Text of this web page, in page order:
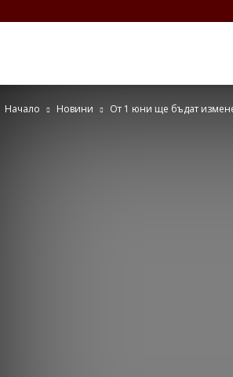
Начало Новини От 1 юни ще бъдат